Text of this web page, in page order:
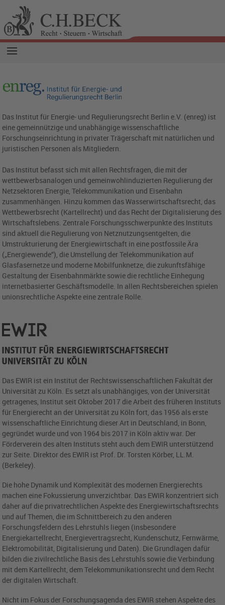
Das Institut für Energie- und Regulierungsrecht Berlin e.V. (enreg) ist
eine gemeinnützige und unabhängige wissenschaftliche
Forschungseinrichtung in privater Trägerschaft mit natürlichen und
juristischen Personen als Mitgliedern.
Das Institut befasst sich mit allen Rechtsfragen, die mit der
wettbewerbsanalogen und gemeinwohlinduzierten Regulierung der
Netzsektoren Energie, Telekommunikation und Eisenbahn
zusammenhängen. Hinzu kommen das Wasserwirtschaftsrecht, das
Wettbewerbsrecht (Kartellrecht) und das Recht der Digitalisierung des
Wirtschaftslebens. Zentrale Forschungsschwerpunkte des Instituts
sind aktuell die Regulierung von Netznutzungsentgelten, die
Umstrukturierung der Energiewirtschaft in eine postfossile Ära
(„Energiewende“), die Umstellung der Telekommunikation auf
Glasfasernetze und moderne Mobilfunknetze, die zukunftsfähige
Gestaltung der Eisenbahnmärkte sowie die rechtliche Einhegung
internetbasierter Geschäftsmodelle. In allen Rechtsbereichen spielen
unionsrechtliche Aspekte eine zentrale Rolle.
Das EWIR ist ein Institut der Rechtswissenschaftlichen Fakultät der
Universität zu Köln. Es setzt als unabhängiges, von der Universität
getragenes, Institut seit Oktober 2017 die Arbeit des früheren Instituts
für Energierecht an der Universität zu Köln fort, das 1956 als erste
wissenschaftliche Einrichtung dieser Art in Deutschland, in Bonn,
gegründet wurde und von 1964 bis 2017 in Köln aktiv war. Der
Förderverein des alten Instituts steht auch dem EWIR unterstützend
zur Seite. Direktor des EWIR ist Prof. Dr. Torsten Körber, LL.M.
(Berkeley).
Die hohe Dynamik und Komplexität des modernen Energierechts
machen eine Fokussierung unverzichtbar. Das EWIR konzentriert sich
daher auf die privatrechtlichen Aspekte des Energiewirtschaftsrechts
und auf Themen, die im Schnittbereich zu den anderen
Forschungsfeldern des Lehrstuhls liegen (insbesondere
Energiekartellrecht, Energievertragsrecht, Kundenschutz, Fernwärme,
Elektromobilität, Digitalisierung und Daten). Die Grundlagen dafür
bilden die zivilrechtliche Basis des Lehrstuhls sowie die Verbindung
mit dem Kartellrecht, dem Telekommunikationsrecht und dem Recht
der digitalen Wirtschaft.
Nicht im Fokus der Forschungsagenda des EWIR stehen Aspekte des